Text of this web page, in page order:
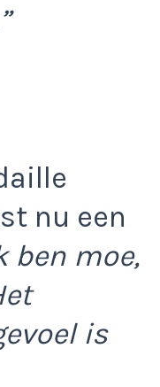
nu een
ben moe,
is